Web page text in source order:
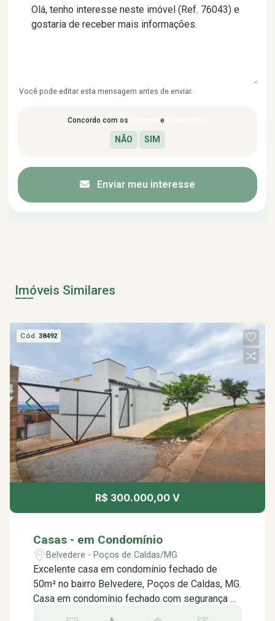
Você pode editar esta mensagem antes de enviar.
Concordo com os e
Enviar meu interesse
Imóveis Similares
Cód.38492
R$ 300.000,00 V
Casas - em Condomínio
Belvedere - Poços de Caldas/MG
Excelente casa em condomínio fechado de
50m² no bairro Belvedere, Poços de Caldas, MG.
Casa em condomínio fechado com segurança e